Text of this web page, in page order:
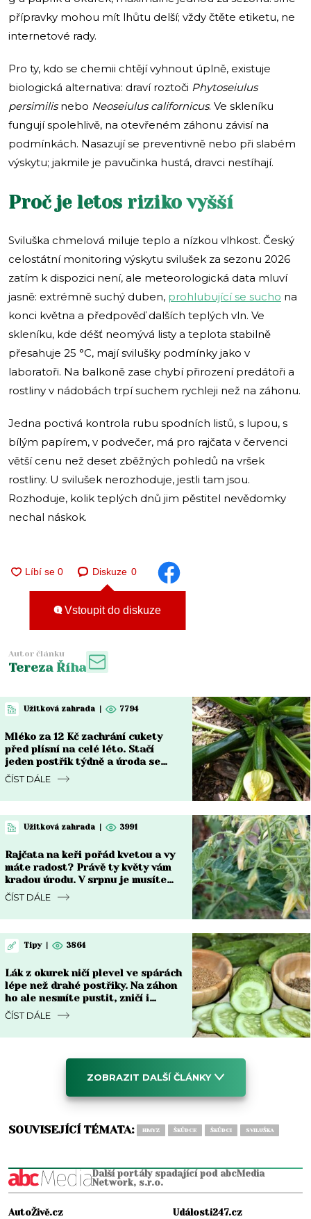
přípravky mohou mít lhůtu delší; vždy čtěte etiketu, ne
internetové rady.
Pro ty, kdo se chemii chtějí vyhnout úplně, existuje
biologická alternativa: draví roztoči Phytoseiulus
persimilisnebo Neoseiulus californicus. Ve skleníku
fungují spolehlivě, na otevřeném záhonu závisí na
podmínkách. Nasazují se preventivně nebo při slabém
výskytu; jakmile je pavučinka hustá, dravci nestíhají.
Proč je letos riziko vyšší
Sviluška chmelová miluje teplo a nízkou vlhkost. Český
celostátní monitoring výskytu svilušek za sezonu 2026
zatím k dispozici není, ale meteorologická data mluví
jasně: extrémně suchý duben, prohlubující se sucho na
konci května a předpověď dalších teplých vln. Ve
skleníku, kde déšť neomývá listy a teplota stabilně
přesahuje 25 °C, mají svilušky podmínky jako v
laboratoři. Na balkoně zase chybí přirození predátoři a
rostliny v nádobách trpí suchem rychleji než na záhonu.
Jedna poctivá kontrola rubu spodních listů, s lupou, s
bílým papírem, v podvečer, má pro rajčata v červenci
větší cenu než deset zběžných pohledů na vršek
rostliny. U svilušek nerozhoduje, jestli tam jsou.
Rozhoduje, kolik teplých dnů jim pěstitel nevědomky
nechal náskok.
Diskuze 0
Vstoupit do diskuze
Autor článku
Tereza Říha
Užitková zahrada 7794
Mléko za 12 Kč zachrání cukety
před plísní na celé léto. Stačí
jeden postřik týdně a úroda se
zdvojnásobí
ČÍST DÁLE
Užitková zahrada 3991
Rajčata na keři pořád kvetou a vy
máte radost? Právě ty květy vám
kradou úrodu. V srpnu je musíte
zastavit
ČÍST DÁLE
Tipy 3864
Lák z okurek ničí plevel ve spárách
lépe než drahé postřiky. Na záhon
ho ale nesmíte pustit, zničí i
kořeny
ČÍST DÁLE
ZOBRAZIT DALŠÍ ČLÁNKY
SOUVISEJÍCÍ TÉMATA: HMYZ ŠKŮDCE ŠKŮDCI SVILUŠKA
Další portály spadající pod abcMedia
Network, s.r.o.
AutoŽivě.cz
Události247.cz